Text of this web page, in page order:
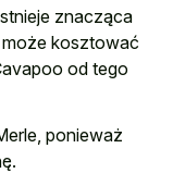
znacząca
kosztować
od tego
ponieważ